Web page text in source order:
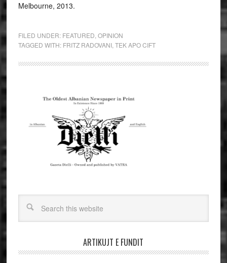
Melbourne, 2013.
FILED UNDER: FEATURED OPINION
TAGGED WITH: FRITZ RADOVANI, TEK APO CIFT
ARTIKUJT E FUNDIT